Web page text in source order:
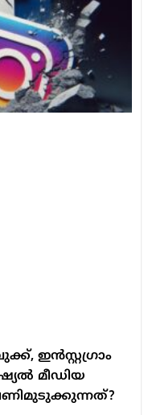
ഇൻസ്റ്റഗ്രാം
മീഡിയ